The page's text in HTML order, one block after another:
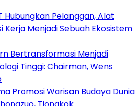
Hubungkan Pelanggan, Alat
Kerja Menjadi Sebuah Ekosistem
Bertransformasi Menjadi
Tinggi: Chairman, Wens
Promosi Warisan Budaya Dunia